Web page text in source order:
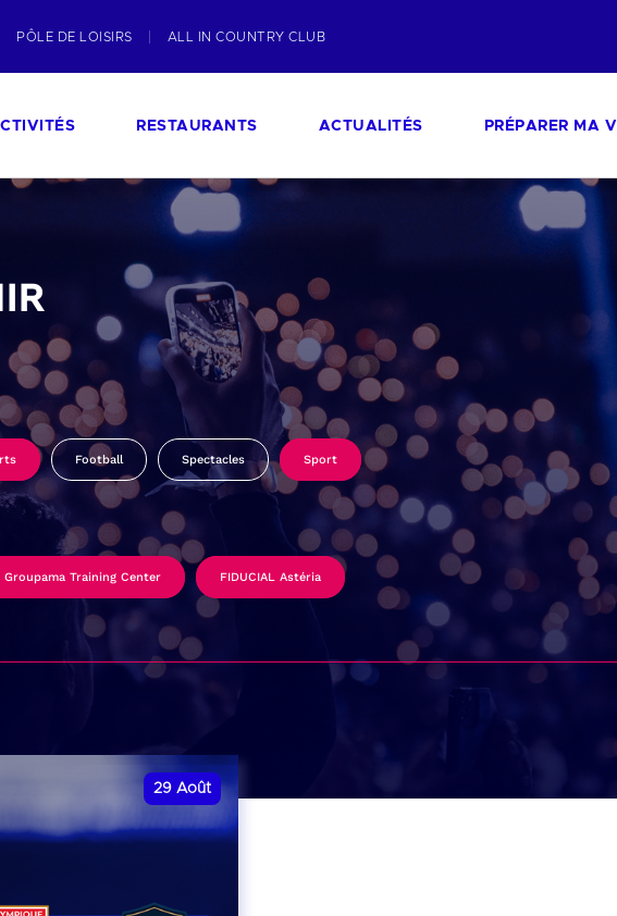
PÔLE DE LOISIRS ALL IN COUNTRY CLUB
RESTAURANTS ACTUALITÉS PRÉPARER MA
Football Spectacles Sport
Groupama Training Center FIDUCIAL Astéria
29 Août